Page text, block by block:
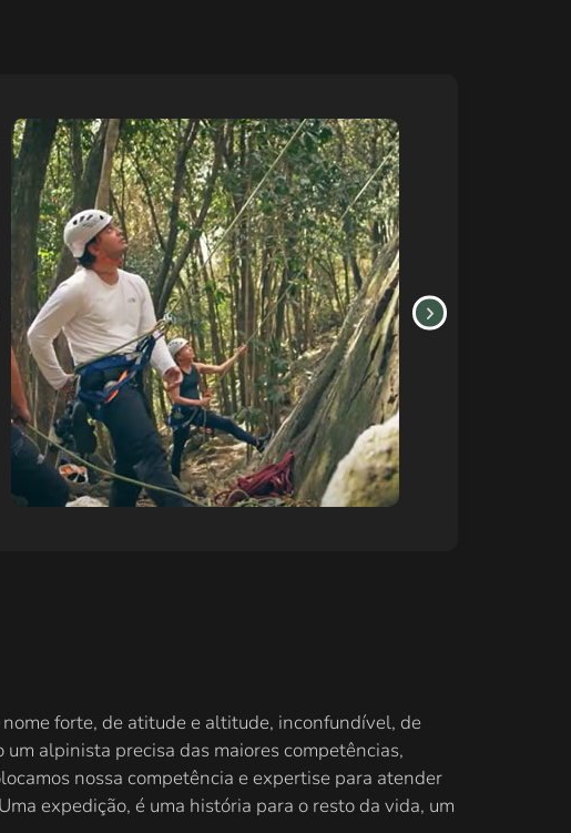
forte, de atitude e altitude, inconfundível, de
alpinista precisa das maiores competências,
nossa competência e expertise para atender
expedição, é uma história para o resto da vida, um